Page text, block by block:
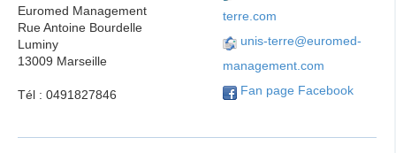
Euromed Management
Rue Antoine Bourdelle
Luminy
13009 Marseille
Tél : 0491827846
terre.com
unis-terre@euromed-
management.com
Fan page Facebook